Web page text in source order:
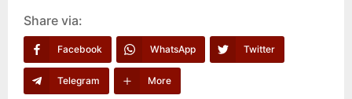
Share via:
Facebook WhatsApp Twitter
Telegram More